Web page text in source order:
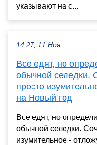
указывают на с...
14:27, 11 Ноя
Все едят, но
обычной селедки.
просто
на Новый год
Все едят, но
обычной селедки.
изумительное -